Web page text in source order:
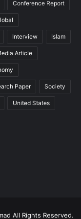
Conference Report
Interview Islam
Article
Paper Society
United States
All Rights Reserved.